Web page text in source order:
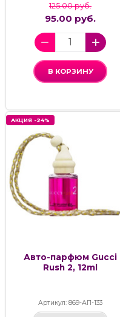
125.00 руб.
95.00 руб.
В КОРЗИНУ
АКЦИЯ -24%
Авто-парфюм Gucci
Rush 2, 12ml
Артикул: 869-АП-133